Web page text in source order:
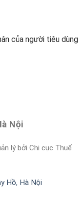
của người tiêu dùng
Nội
lý bởi Chi cục Thuế
Hồ, Hà Nội